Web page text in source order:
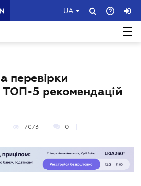
UA
перевірки
ТОП-5 рекомендацій
7073 0